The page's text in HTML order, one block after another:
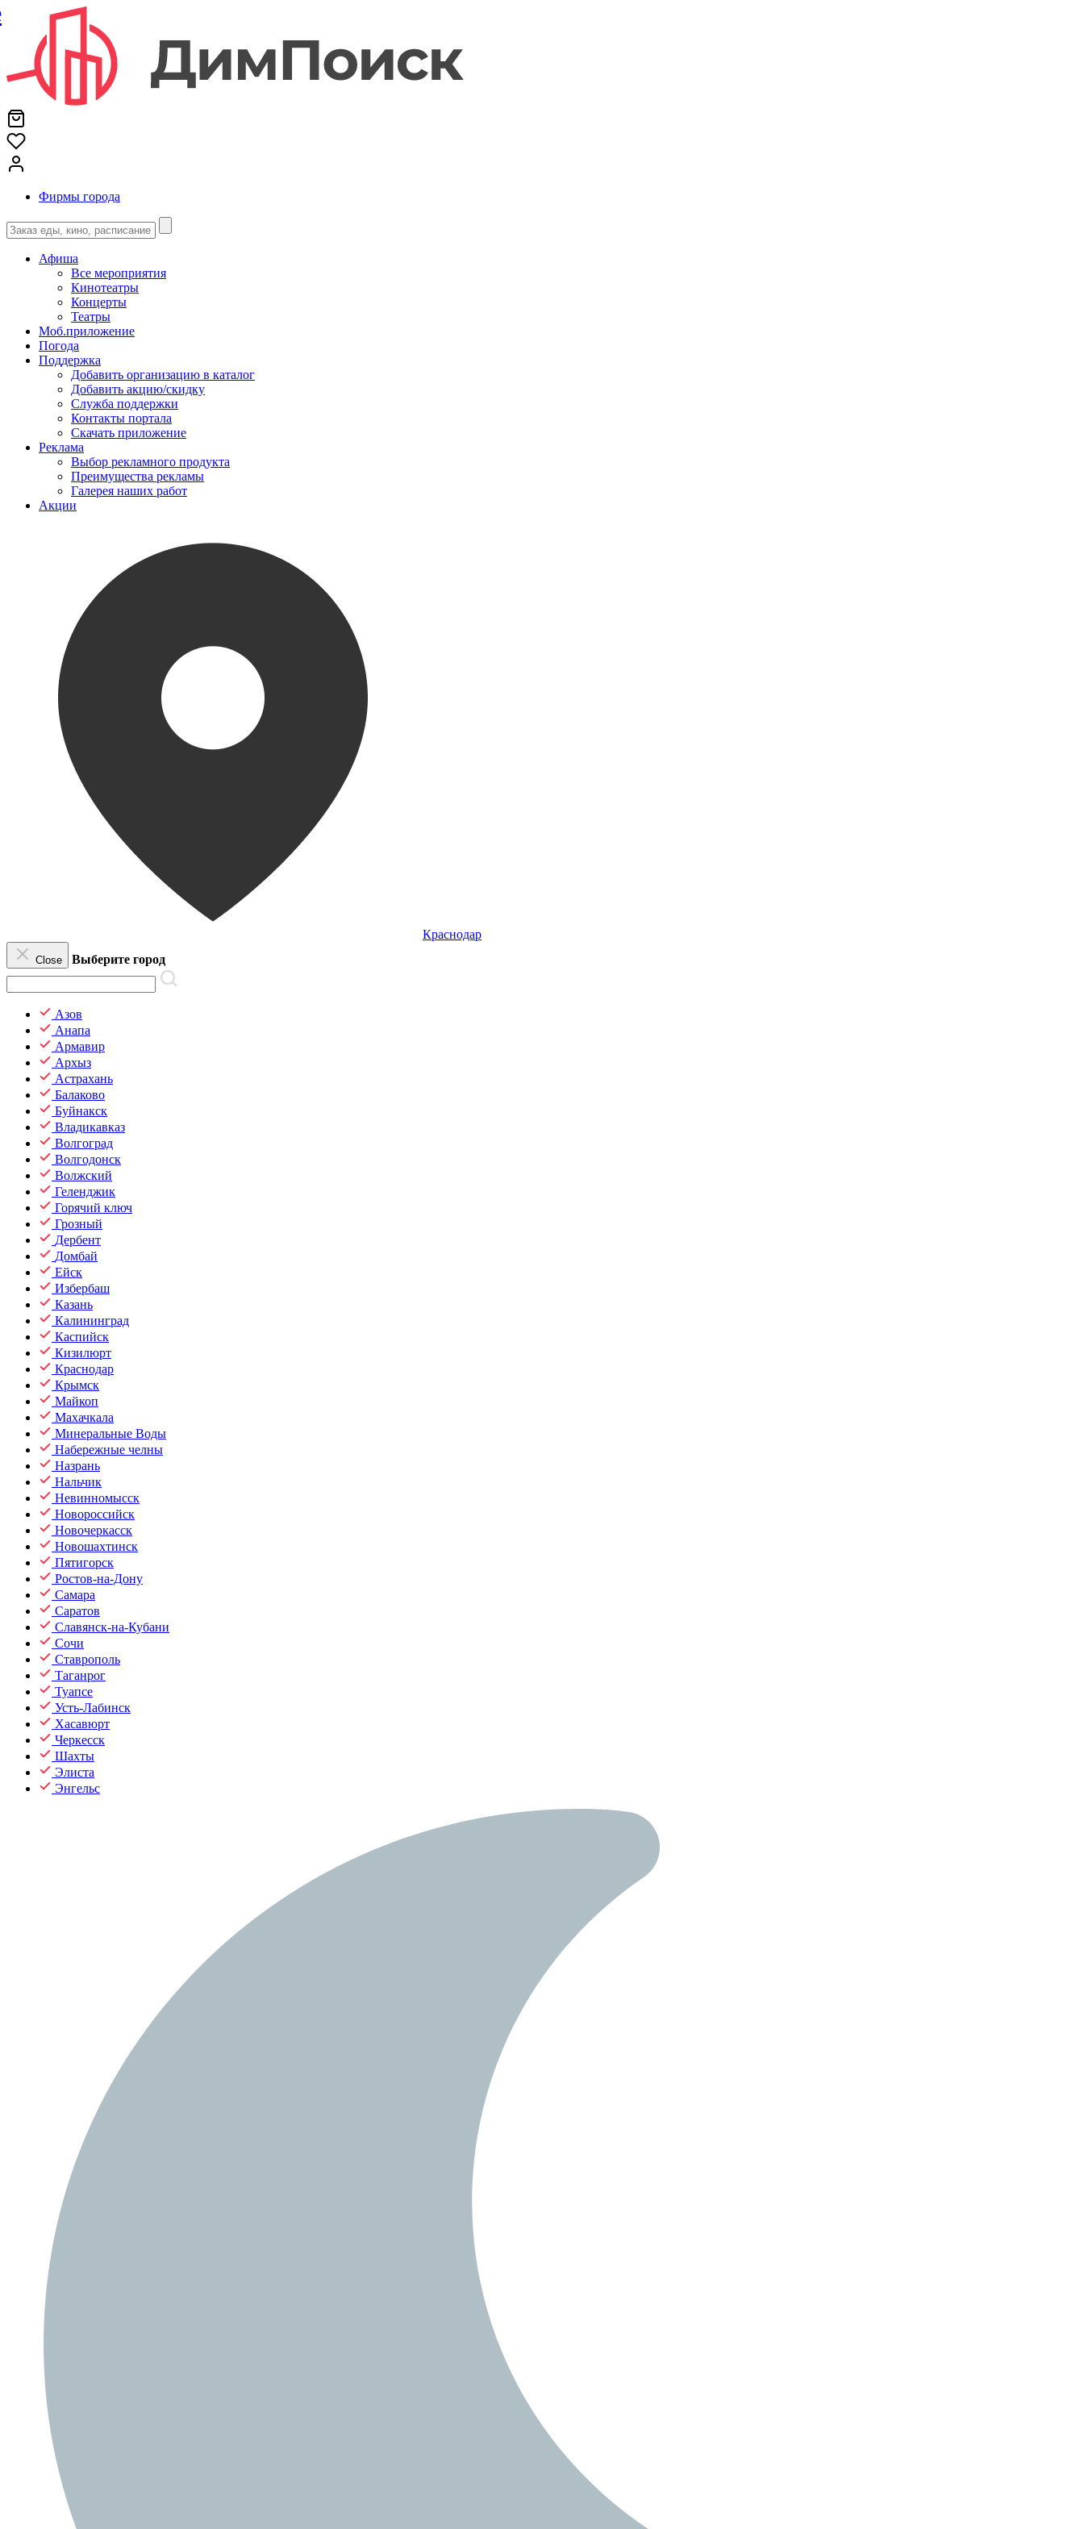
Фирмы города
Афиша
Все мероприятия
Кинотеатры
Концерты
Театры
Моб.приложение
Погода
Поддержка
Добавить организацию в каталог
Добавить акцию/скидку
Служба поддержки
Контакты портала
Скачать приложение
Реклама
Выбор рекламного продукта
Преимущества рекламы
Галерея наших работ
Акции
Краснодар
Close Выберите город
Азов
Анапа
Армавир
Архыз
Астрахань
Балаково
Буйнакск
Владикавказ
Волгоград
Волгодонск
Волжский
Геленджик
Горячий ключ
Грозный
Дербент
Домбай
Ейск
Избербаш
Казань
Калининград
Каспийск
Кизилюрт
Краснодар
Крымск
Майкоп
Махачкала
Минеральные Воды
Набережные челны
Назрань
Нальчик
Невинномысск
Новороссийск
Новочеркасск
Новошахтинск
Пятигорск
Ростов-на-Дону
Самара
Саратов
Славянск-на-Кубани
Сочи
Ставрополь
Таганрог
Туапсе
Усть-Лабинск
Хасавюрт
Черкесск
Шахты
Элиста
Энгельс